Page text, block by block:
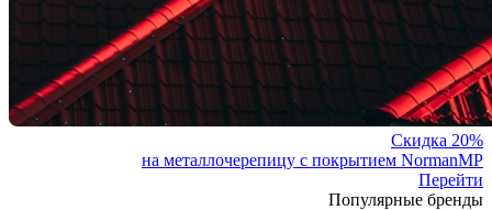
Скидка 20%
на металлочерепицу с покрытием NormanMP
Перейти
Популярные бренды